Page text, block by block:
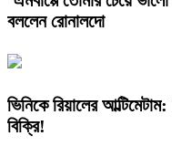
বললেন রোনালদো
ভিনিকে রিয়ালের
বিক্রি!